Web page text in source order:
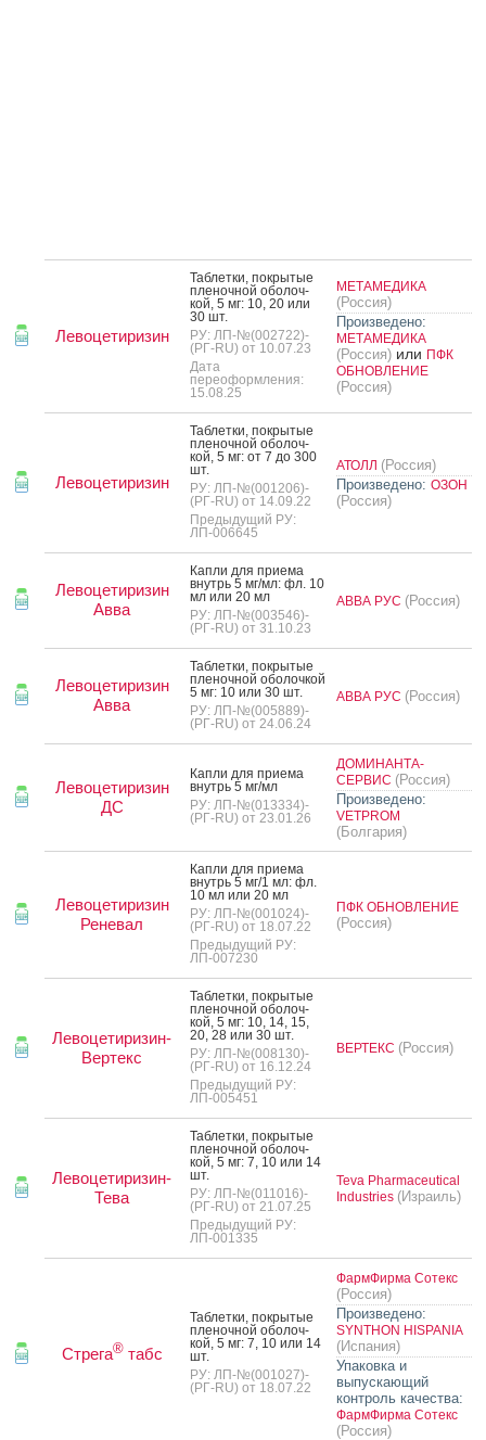
Левоцетиризин
Таб­летки, пок­ры­тые
пле­ноч­ной обо­лоч­
кой, 5 мг: 10, 20 или
30 шт.
РУ: ЛП-№(002722)-
(РГ-RU) от 10.07.23
Дата
переоформления:
15.08.25
МЕТАМЕДИКА
(Россия)
Произведено:
МЕТАМЕДИКА
(Россия) или ПФК
ОБНОВЛЕНИЕ
(Россия)
Левоцетиризин
Таб­летки, пок­ры­тые
пле­ноч­ной обо­лоч­
кой, 5 мг: от 7 до 300
шт.
РУ: ЛП-№(001206)-
(РГ-RU) от 14.09.22
Предыдущий РУ:
ЛП-006645
АТОЛЛ (Россия)
Произведено: ОЗОН
(Россия)
Левоцетиризин
Авва
Кап­ли для при­ема
внутрь 5 мг/мл: фл. 10
мл или 20 мл
РУ: ЛП-№(003546)-
(РГ-RU) от 31.10.23
АВВА РУС (Россия)
Левоцетиризин
Авва
Таб­летки, пок­ры­тые
пле­ноч­ной обо­лоч­кой
5 мг: 10 или 30 шт.
РУ: ЛП-№(005889)-
(РГ-RU) от 24.06.24
АВВА РУС (Россия)
Левоцетиризин
ДС
Кап­ли для при­ема
внутрь 5 мг/мл
РУ: ЛП-№(013334)-
(РГ-RU) от 23.01.26
ДОМИНАНТА-
СЕРВИС (Россия)
Произведено:
VETPROM
(Болгария)
Левоцетиризин
Реневал
Кап­ли для при­ема
внутрь 5 мг/1 мл: фл.
10 мл или 20 мл
РУ: ЛП-№(001024)-
(РГ-RU) от 18.07.22
Предыдущий РУ:
ЛП-007230
ПФК ОБНОВЛЕНИЕ
(Россия)
Левоцетиризин-
Вертекс
Таб­летки, пок­ры­тые
пле­ноч­ной обо­лоч­
кой, 5 мг: 10, 14, 15,
20, 28 или 30 шт.
РУ: ЛП-№(008130)-
(РГ-RU) от 16.12.24
Предыдущий РУ:
ЛП-005451
ВЕРТЕКС (Россия)
Левоцетиризин-
Тева
Таб­летки, пок­ры­тые
пле­ноч­ной обо­лоч­
кой, 5 мг: 7, 10 или 14
шт.
РУ: ЛП-№(011016)-
(РГ-RU) от 21.07.25
Предыдущий РУ:
ЛП-001335
Teva Pharmaceutical
Industries (Израиль)
Стрега®табс
Таб­летки, пок­ры­тые
пле­ноч­ной обо­лоч­
кой, 5 мг: 7, 10 или 14
шт.
РУ: ЛП-№(001027)-
(РГ-RU) от 18.07.22
ФармФирма Сотекс
(Россия)
Произведено:
SYNTHON HISPANIA
(Испания)
Упаковка и
выпускающий
контроль качества:
ФармФирма Сотекс
(Россия)